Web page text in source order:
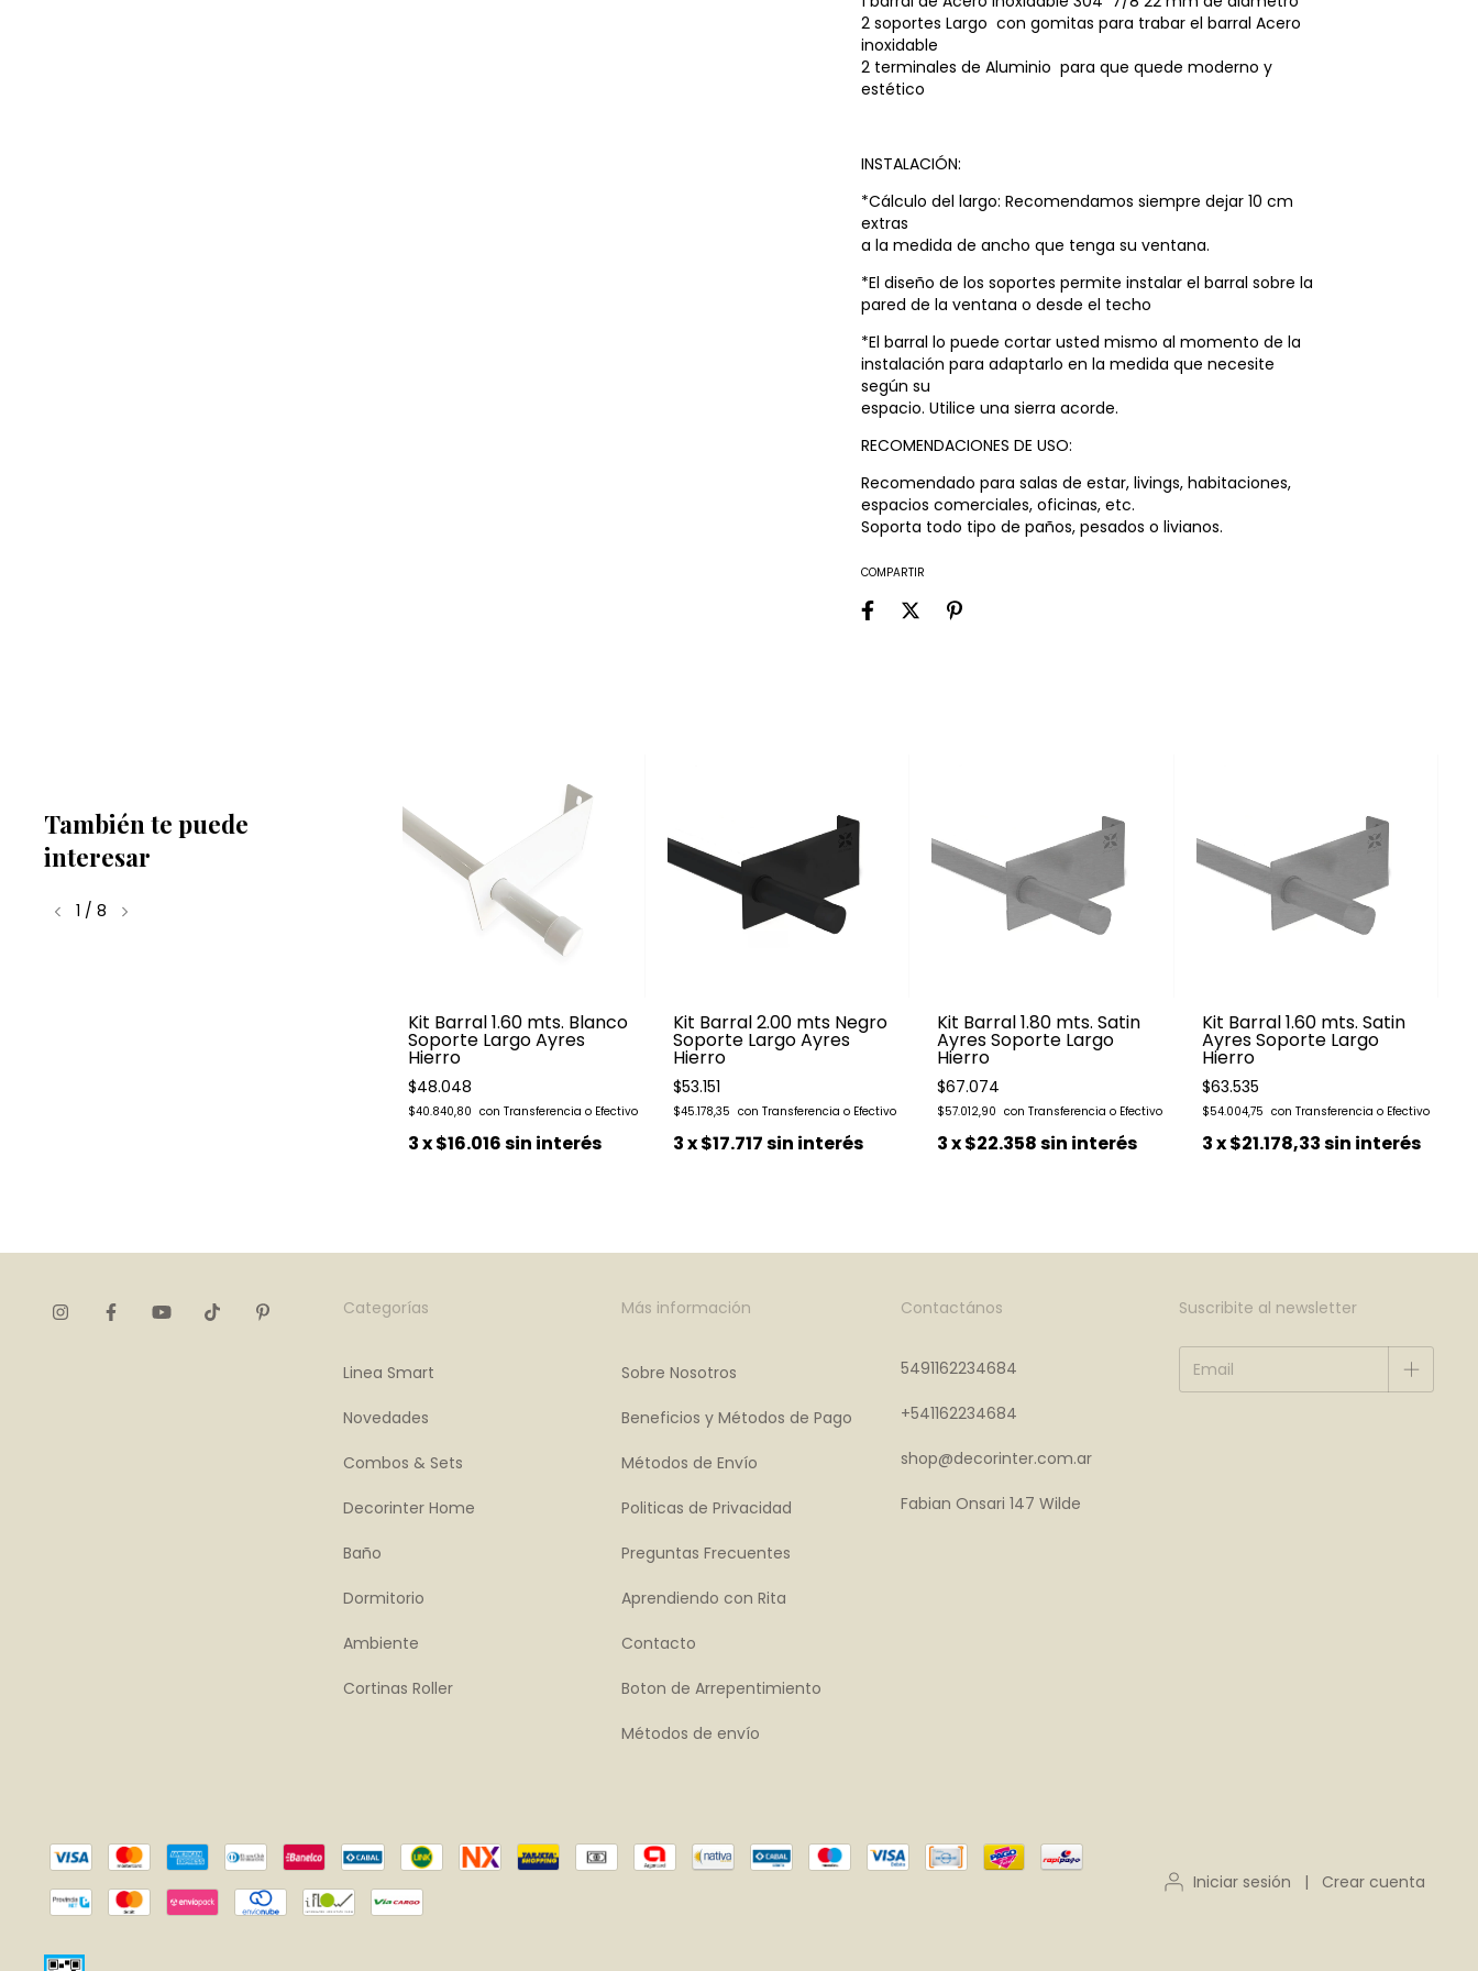
2 soportes Largo con gomitas para trabar el barral Acero
inoxidable
2 terminales de Aluminio para que quede moderno y
estético
INSTALACIÓN:
*Cálculo del largo: Recomendamos siempre dejar 10 cm
extras
a la medida de ancho que tenga su ventana.
*El diseño de los soportes permite instalar el barral sobre la
pared de la ventana o desde el techo
*El barral lo puede cortar usted mismo al momento de la
instalación para adaptarlo en la medida que necesite
según su
espacio. Utilice una sierra acorde.
RECOMENDACIONES DE USO:
Recomendado para salas de estar, livings, habitaciones,
espacios comerciales, oficinas, etc.
Soporta todo tipo de paños, pesados o livianos.
COMPARTIR
También te puede
interesar
1 / 8
Kit Barral 1.60 mts. Blanco
Soporte Largo Ayres
Hierro
$48.048
$40.840,80
3x$16.016sin interés
Kit Barral 2.00 mts Negro
Soporte Largo Ayres
Hierro
$53.151
$45.178,35
3x$17.717sin interés
Kit Barral 1.80 mts. Satin
Ayres Soporte Largo
Hierro
$67.074
$57.012,90
3x$22.358sin interés
Kit Barral 1.60 mts. Satin
Ayres Soporte Largo
Hierro
$63.535
$54.004,75
3x$21.178,33sin interés
Categorías
Linea Smart
Novedades
Combos & Sets
Decorinter Home
Baño
Dormitorio
Ambiente
Cortinas Roller
Más información
Sobre Nosotros
Beneficios y Métodos de Pago
Métodos de Envío
Politicas de Privacidad
Preguntas Frecuentes
Aprendiendo con Rita
Contacto
Boton de Arrepentimiento
Métodos de envío
Contactános
5491162234684
+541162234684
shop@decorinter.com.ar
Fabian Onsari 147 Wilde
Suscribite al newsletter
Iniciar sesión | Crear cuenta